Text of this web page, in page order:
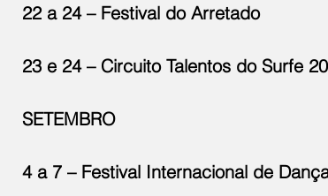
22 a 24 – Festival do Arretado
23 e 24 – Circuito Talentos do Surfe
SETEMBRO
4 a 7 – Festival Internacional de